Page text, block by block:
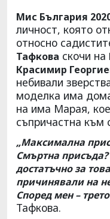
Мис България
личност, която
относно
Тафкова скочи на
Красимир
небивали
моделка има
на има Марая,
съпричастна към
„Максимална
Смъртна
достатъчно за
причинявали на
Според мен –
Тафкова.